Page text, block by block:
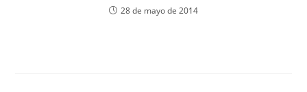
28 de mayo de 2014